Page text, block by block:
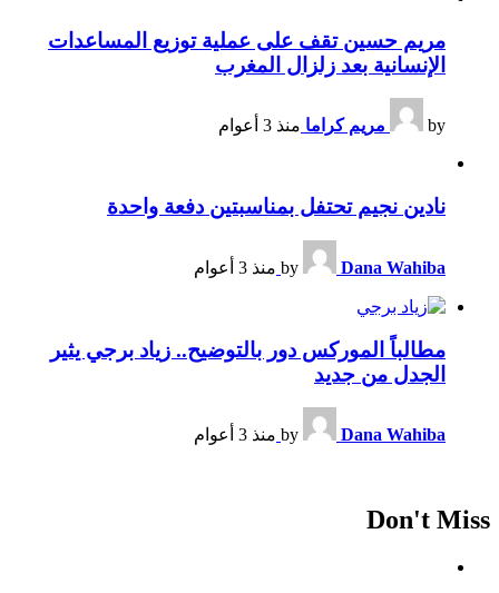
مريم حسين تقف على عملية توزيع المساعدات
الإنسانية بعد زلزال المغرب
by مريم كراما منذ 3 أعوام
نادين نجيم تحتفل بمناسبتين دفعة واحدة
by Dana Wahiba منذ 3 أعوام
مطالباً الموركس دور بالتوضيح.. زياد برجي يثير
الجدل من جديد
by Dana Wahiba منذ 3 أعوام
Don't Miss